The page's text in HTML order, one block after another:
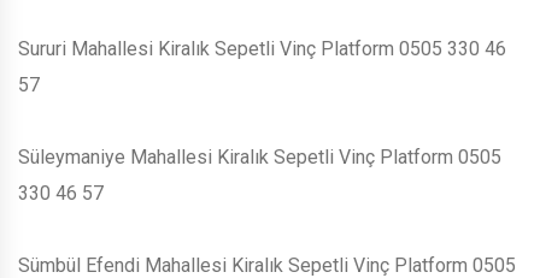
Sururi Mahallesi Kiralık Sepetli Vinç Platform 0505 330 46
57
Süleymaniye Mahallesi Kiralık Sepetli Vinç Platform 0505
330 46 57
Sümbül Efendi Mahallesi Kiralık Sepetli Vinç Platform 0505